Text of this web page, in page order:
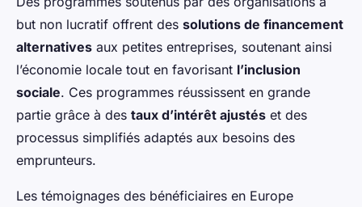
but non lucratif offrent des solutions de financement
alternatives aux petites entreprises, soutenant ainsi
l’économie locale tout en favorisant l’inclusion
sociale. Ces programmes réussissent en grande
partie grâce à des taux d’intérêt ajustés et des
processus simplifiés adaptés aux besoins des
emprunteurs.
Les témoignages des bénéficiaires en Europe